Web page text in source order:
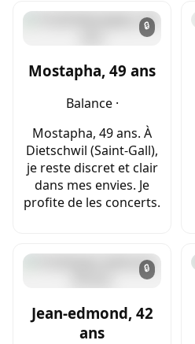
🔒
Mostapha, 49 ans
Balance ·
Mostapha, 49 ans. À
Dietschwil (Saint-Gall),
je reste discret et clair
dans mes envies. Je
profite de les concerts.
🔒
Jean-edmond, 42
ans